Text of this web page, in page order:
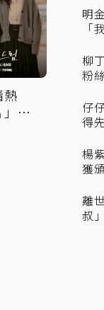
熱
細
明
柳
粉
仔
得
楊
獲
離
叔